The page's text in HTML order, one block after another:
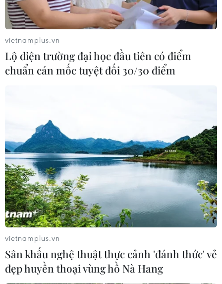
vietnamplus.vn
Lộ diện trường đại học đầu tiên có điểm
chuẩn cán mốc tuyệt đối 30/30 điểm
vietnamplus.vn
Sân khấu nghệ thuật thực cảnh 'đánh thức' vẻ
đẹp huyền thoại vùng hồ Nà Hang